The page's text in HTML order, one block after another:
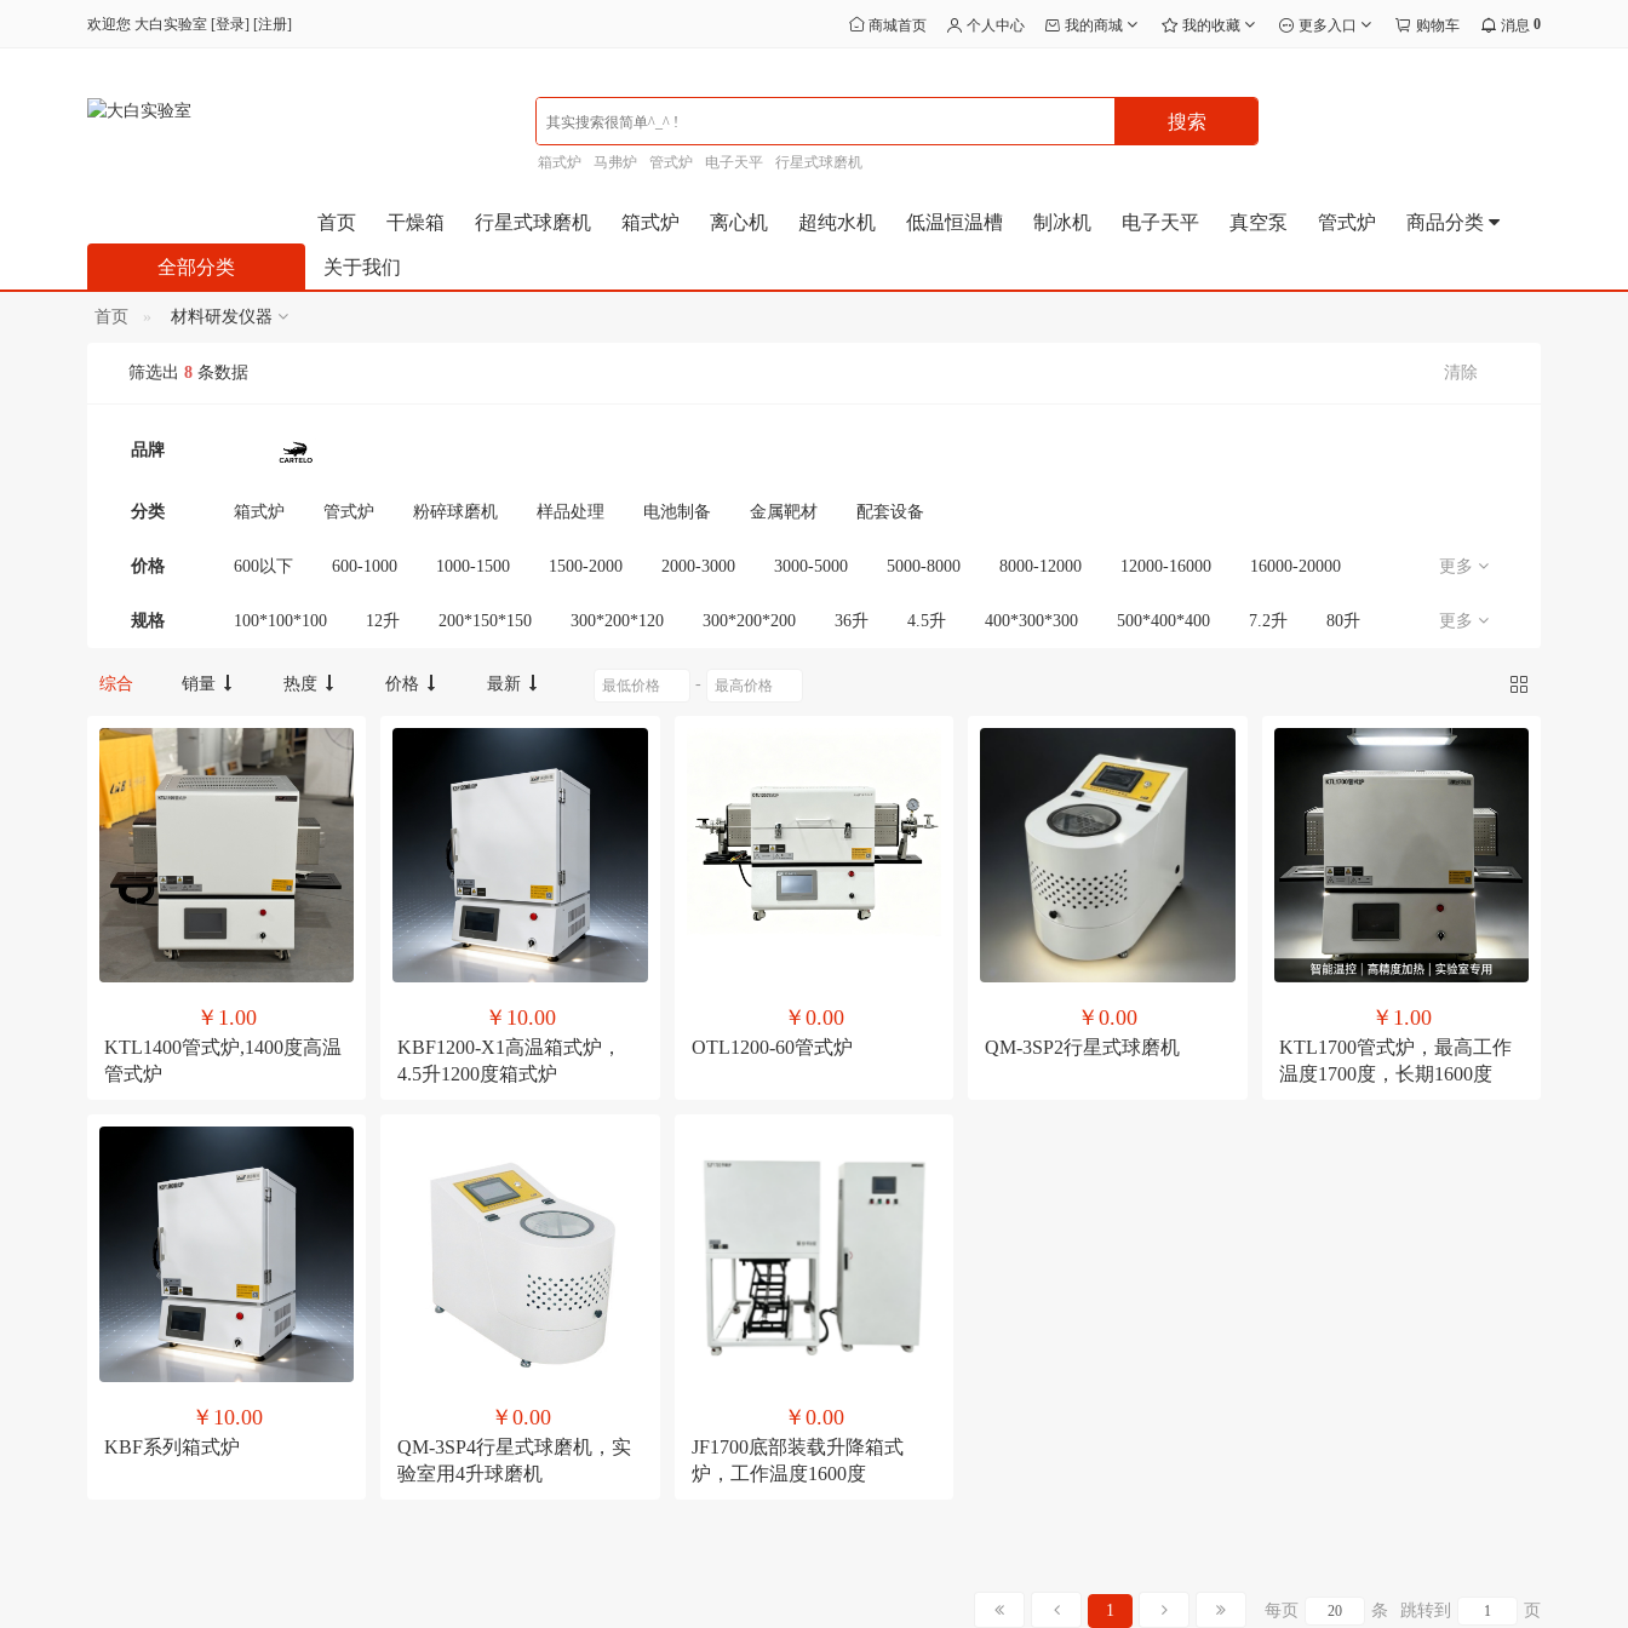
欢迎您 大白实验室 [登录] [注册] 商城首页 个人中心 我的商城 我的收藏 更多入口 购物车 消息 0
搜索
箱式炉 马弗炉 管式炉 电子天平 行星式球磨机
首页 干燥箱 行星式球磨机 箱式炉 离心机 超纯水机 低温恒温槽 制冰机 电子天平 真空泵 管式炉 商品分类
关于我们
全部分类
首页 材料研发仪器
筛选出 8 条数据 清除
品牌
分类 箱式炉 管式炉 粉碎球磨机 样品处理 电池制备 金属靶材 配套设备
价格 600以下 600-1000 1000-1500 1500-2000 2000-3000 3000-5000 5000-8000 8000-12000 12000-16000 16000-20000
20000以上
更多
规格 100*100*100 12升 200*150*150 300*200*120 300*200*200 36升 4.5升 400*300*300 500*400*400 7.2升 80升 更多
综合 销量 热度 价格 最新 -
￥1.00
KTL1400管式炉,1400度高温
管式炉
￥10.00
KBF1200-X1高温箱式炉，
4.5升1200度箱式炉
￥0.00
OTL1200-60管式炉
￥0.00
QM-3SP2行星式球磨机
￥1.00
KTL1700管式炉，最高工作
温度1700度，长期1600度
￥10.00
KBF系列箱式炉
￥0.00
QM-3SP4行星式球磨机，实
验室用4升球磨机
￥0.00
JF1700底部装载升降箱式
炉，工作温度1600度
1 每页 条 跳转到 页